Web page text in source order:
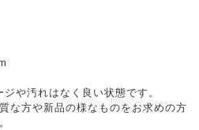
や汚れはなく良い状態です。
な方や新品の様なものをお求めの方